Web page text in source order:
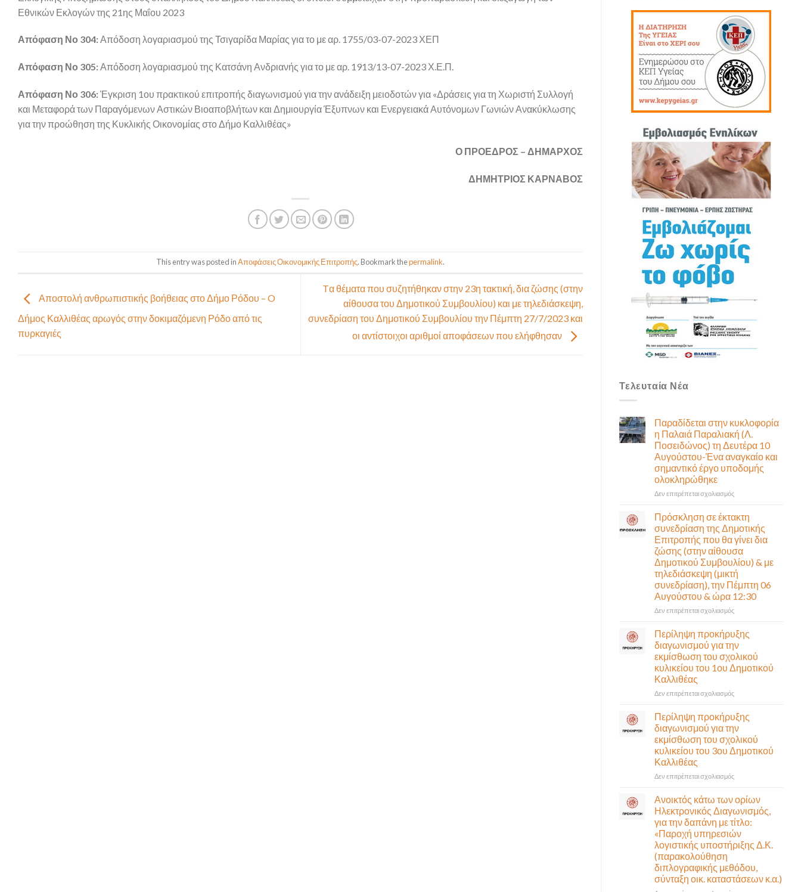
Εθνικών Εκλογών της 21ης Μαΐου 2023
Απόφαση Νο 304:Απόδοση λογαριασμού της Τσιγαρίδα Μαρίας για το με αρ. 1755/03-07-2023 ΧΕΠ
Απόφαση Νο 305:Απόδοση λογαριασμού της Κατσάνη Ανδριανής για το με αρ. 1913/13-07-2023 Χ.Ε.Π.
Απόφαση Νο 306:Έγκριση 1ου πρακτικού επιτροπής διαγωνισμού για την ανάδειξη μειοδοτών για «Δράσεις για τη Χωριστή Συλλογή
και Μεταφορά των Παραγόμενων Αστικών Βιοαποβλήτων και Δημιουργία Έξυπνων και Ενεργειακά Αυτόνομων Γωνιών Ανακύκλωσης
για την προώθηση της Κυκλικής Οικονομίας στο Δήμο Καλλιθέας»
Ο ΠΡΟΕΔΡΟΣ – ΔΗΜΑΡΧΟΣ
ΔΗΜΗΤΡΙΟΣ ΚΑΡΝΑΒΟΣ
This entry was posted inΑποφάσεις Οικονομικής Επιτροπής. Bookmark thepermalink.
Αποστολή ανθρωπιστικής βοήθειας στο Δήμο Ρόδου – O
Δήμος Καλλιθέας αρωγός στην δοκιμαζόμενη Ρόδο από τις
πυρκαγιές
Tα θέματα που συζητήθηκαν στην 23η τακτική, δια ζώσης (στην
αίθουσα του Δημοτικού Συμβουλίου) και με τηλεδιάσκεψη,
συνεδρίαση του Δημοτικού Συμβουλίου την Πέμπτη 27/7/2023 και
οι αντίστοιχοι αριθμοί αποφάσεων που ελήφθησαν
Τελευταία Νέα
Παραδίδεται στην κυκλοφορία
η Παλαιά Παραλιακή (Λ.
Ποσειδώνος) τη Δευτέρα 10
Αυγούστου-Ένα αναγκαίο και
σημαντικό έργο υποδομής
ολοκληρώθηκε
Δεν επιτρέπεται σχολιασμόςστο
κυκλοφορία
η
Παλαιά
Παραλιακή
(Λ.
Ποσειδώνος)
τη
Δευτέρα
Αυγούστου-
αναγκαίο
και
σημαντικό
έργο
υποδομής
Πρόσκληση σε έκτακτη
συνεδρίαση της Δημοτικής
Επιτροπής που θα γίνει δια
ζώσης (στην αίθουσα
Δημοτικού Συμβουλίου) & με
τηλεδιάσκεψη (μικτή
συνεδρίαση), την Πέμπτη 06
Αυγούστου & ώρα 12:30
Δεν επιτρέπεται σχολιασμόςστο
σε
έκτακτη
συνεδρίαση
της
Δημοτικής
δια
ζώσης
(στην
αίθουσα
&
τηλεδιάσκεψη
(μικτή
συνεδρίαση),
την
Πέμπτη
06
Αυγούστου
&
ώρα
Περίληψη προκήρυξης
διαγωνισμού για την
εκμίσθωση του σχολικού
κυλικείου του 1ου Δημοτικού
Καλλιθέας
Δεν επιτρέπεται σχολιασμόςστο
προκήρυξης
διαγωνισμού
για
την
εκμίσθωση
1ου
Δημοτικού
Καλλιθέας
Περίληψη προκήρυξης
διαγωνισμού για την
εκμίσθωση του σχολικού
κυλικείου του 3ου Δημοτικού
Καλλιθέας
Δεν επιτρέπεται σχολιασμόςστο
προκήρυξης
διαγωνισμού
για
την
εκμίσθωση
του
κυλικείου
του
Ανοικτός κάτω των ορίων
Ηλεκτρονικός Διαγωνισμός,
για την δαπάνη με τίτλο:
«Παροχή υπηρεσιών
λογιστικής υποστήριξης Δ.Κ.
(παρακολούθηση
διπλογραφικής μεθόδου,
σύνταξη οικ. καταστάσεων κ.α.)